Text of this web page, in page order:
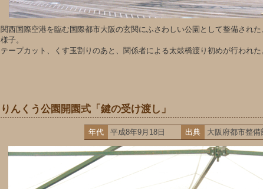
関西国際空港を臨む国際都市大阪の玄関にふさわしい公園として整備され
様子。
テープカット、くす玉割りのあと、関係者による太鼓橋渡り初めが行われた
りんくう公園開園式「鍵の受け渡し」
年代 平成8年9月18日 出典 大阪府都市整備